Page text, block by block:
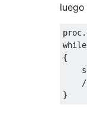
proc.
while
{
}